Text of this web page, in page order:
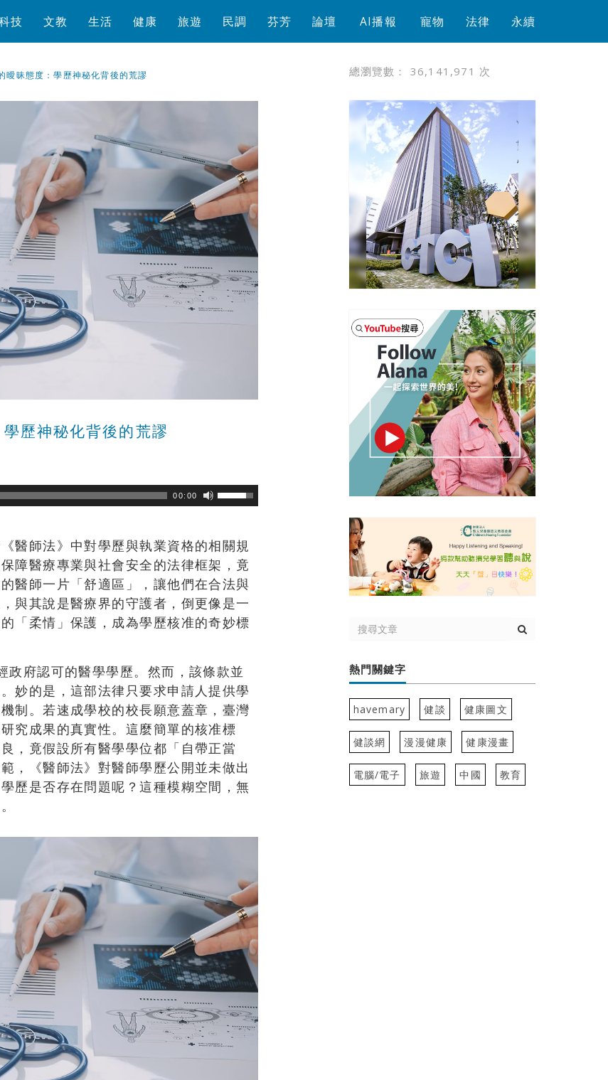
技 文教 生活 健康 旅遊 民調 芬芳 論壇 AI播報 寵物 法律 永續
曖昧態度：學歷神秘化背後的荒謬
歷神秘化背後的荒謬
00:00
醫師法》中對學歷與執業資格的相關規
障醫療專業與社會安全的法律框架，竟
醫師一片「舒適區」，讓他們在合法與
與其說是醫療界的守護者，倒更像是一
「柔情」保護，成為學歷核准的奇妙標
府認可的醫學學歷。然而，該條款並
妙的是，這部法律只要求申請人提供學
制。若速成學校的校長願意蓋章，臺灣
究成果的真實性。這麼簡單的核准標
，竟假設所有醫學學位都「自帶正當
，《醫師法》對醫師學歷公開並未做出
歷是否存在問題呢？這種模糊空間，無
總瀏覽數： 36,141,971 次
熱門關鍵字
havemary 健談 健康圖文
健談網 漫漫健康 健康漫畫
電腦/電子 旅遊 中國 教育